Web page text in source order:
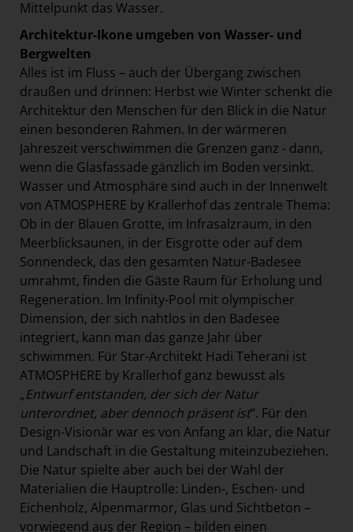
Mittelpunkt das Wasser.
Architektur-Ikone umgeben von Wasser- und
Bergwelten
Alles ist im Fluss – auch der Übergang zwischen
draußen und drinnen: Herbst wie Winter schenkt die
Architektur den Menschen für den Blick in die Natur
einen besonderen Rahmen. In der wärmeren
Jahreszeit verschwimmen die Grenzen ganz - dann,
wenn die Glasfassade gänzlich im Boden versinkt.
Wasser und Atmosphäre sind auch in der Innenwelt
von ATMOSPHERE by Krallerhof das zentrale Thema:
Ob in der Blauen Grotte, im Infrasalzraum, in den
Meerblicksaunen, in der Eisgrotte oder auf dem
Sonnendeck, das den gesamten Natur-Badesee
umrahmt, finden die Gäste Raum für Erholung und
Regeneration. Im Infinity-Pool mit olympischer
Dimension, der sich nahtlos in den Badesee
integriert, kann man das ganze Jahr über
schwimmen. Für Star-Architekt Hadi Teherani ist
ATMOSPHERE by Krallerhof ganz bewusst als
„Entwurf entstanden, der sich der Natur
unterordnet, aber dennoch präsent ist“. Für den
Design-Visionär war es von Anfang an klar, die Natur
und Landschaft in die Gestaltung miteinzubeziehen.
Die Natur spielte aber auch bei der Wahl der
Materialien die Hauptrolle: Linden-, Eschen- und
Eichenholz, Alpenmarmor, Glas und Sichtbeton –
vorwiegend aus der Region – bilden einen